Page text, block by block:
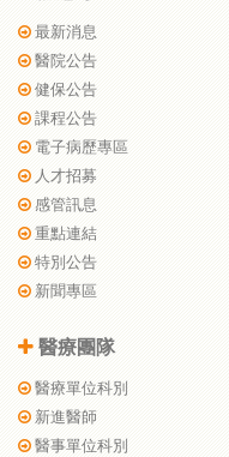
最新消息
醫院公告
健保公告
課程公告
電子病歷專區
人才招募
感管訊息
重點連結
特別公告
新聞專區
醫療團隊
醫療單位科別
新進醫師
醫事單位科別